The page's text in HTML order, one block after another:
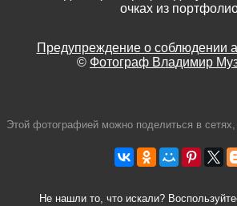
очках из
Предупреждение о соблюдении
© Фотограф Владимир
Этой фотографией можно поделиться в сетях,
Не нашли то, что искали?